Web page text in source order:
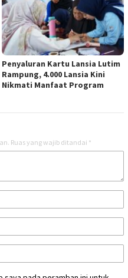
Penyaluran Kartu Lansia Lutim
Rampung, 4.000 Lansia Kini
Nikmati Manfaat Program
Ruas yang wajib ditandai *